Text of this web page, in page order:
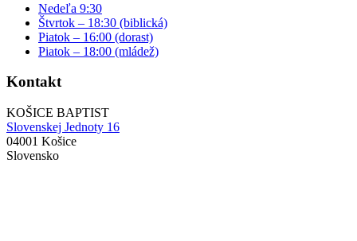
Nedeľa 9:30
Štvrtok – 18:30 (biblická)
Piatok – 16:00 (dorast)
Piatok – 18:00 (mládež)
Kontakt
KOŠICE BAPTIST
Slovenskej Jednoty 16
04001 Košice
Slovensko